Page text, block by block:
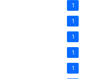
1
1
1
1
1